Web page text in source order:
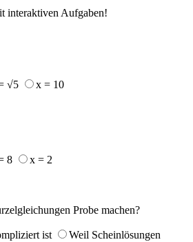
interaktiven Aufgaben!
√5 x = 10
8 x = 2
Probe machen?
ist
Weil Scheinlösungen